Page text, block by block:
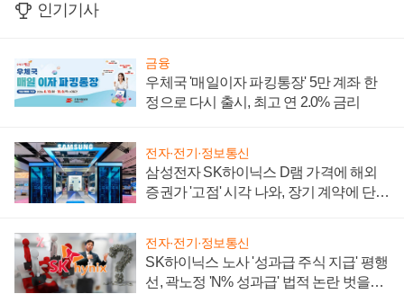
인기기사
금융
우체국 '매일이자 파킹통장' 5만 계좌 한
정으로 다시 출시, 최고 연 2.0% 금리
전자·전기·정보통신
삼성전자 SK하이닉스 D램 가격에 해외
증권가 '고점' 시각 나와, 장기 계약에 단점
전자·전기·정보통신
SK하이닉스 노사 '성과급 주식 지급' 평행
선, 곽노정 'N% 성과급' 법적 논란 벗을지